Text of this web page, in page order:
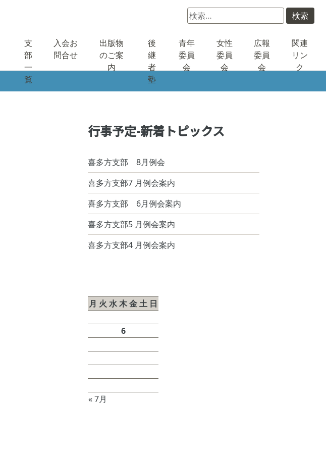
支
部
一
覧
入会お
問合せ
出版物
のご案
内
後
継
者
塾
青年
委員
会
女性
委員
会
広報
委員
会
関連
リン
ク
検
索:
行事予定-新着トピックス
喜多方支部 8月例会
喜多方支部7 月例会案内
喜多方支部 6月例会案内
喜多方支部5 月例会案内
喜多方支部4 月例会案内
月 火 水木金土 日
« 7月
6